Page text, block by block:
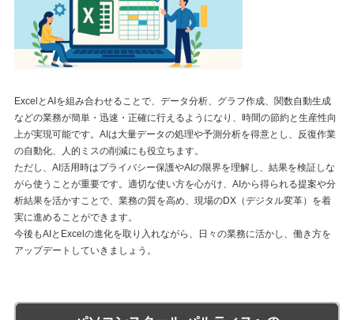
ExcelとAIを組み合わせることで、データ分析、グラフ作成、関数自動生成
などの業務が簡単・迅速・正確に行えるようになり、時間の節約と生産性向
上が実現可能です。AIは大量データの処理や予測分析を得意とし、反復作業
の自動化、人的ミスの削減にも役立ちます。
ただし、AI活用時はプライバシー保護やAIの限界を理解し、結果を検証しな
がら使うことが重要です。適切な使い方を心がけ、AIから得られる提案や分
析結果を活かすことで、業務の質を高め、現場のDX（デジタル変革）を着
実に進めることができます。
今後もAIとExcelの進化を取り入れながら、日々の業務に活かし、働き方を
アップデートしていきましょう。